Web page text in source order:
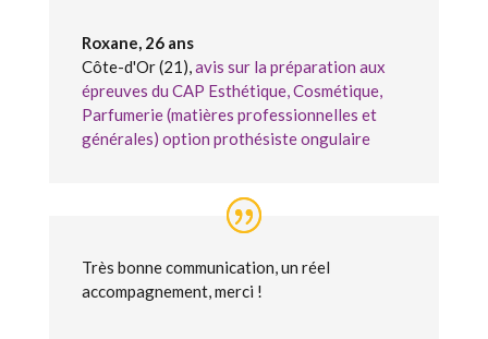
Roxane, 26 ans
Côte-d'Or (21),avis sur la préparation aux
épreuves du CAP Esthétique, Cosmétique,
Parfumerie (matières professionnelles et
générales) option prothésiste ongulaire
Très bonne communication, un réel
accompagnement, merci !